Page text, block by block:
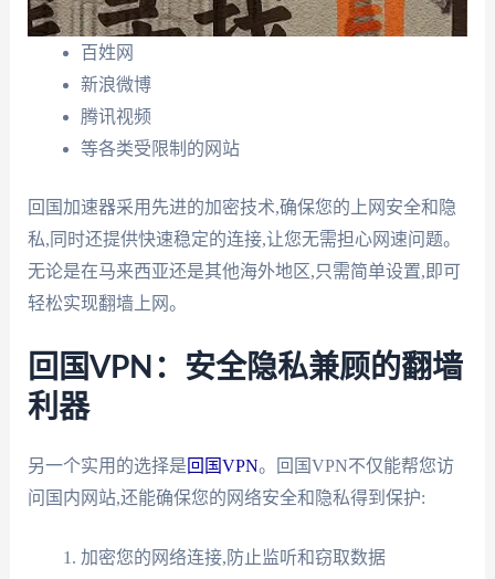
百姓网
新浪微博
腾讯视频
等各类受限制的网站
回国加速器采用先进的加密技术,确保您的上网安全和隐
私,同时还提供快速稳定的连接,让您无需担心网速问题。
无论是在马来西亚还是其他海外地区,只需简单设置,即可
轻松实现翻墙上网。
回国VPN：安全隐私兼顾的翻墙
利器
另一个实用的选择是回国VPN。回国VPN不仅能帮您访
问国内网站,还能确保您的网络安全和隐私得到保护:
加密您的网络连接,防止监听和窃取数据